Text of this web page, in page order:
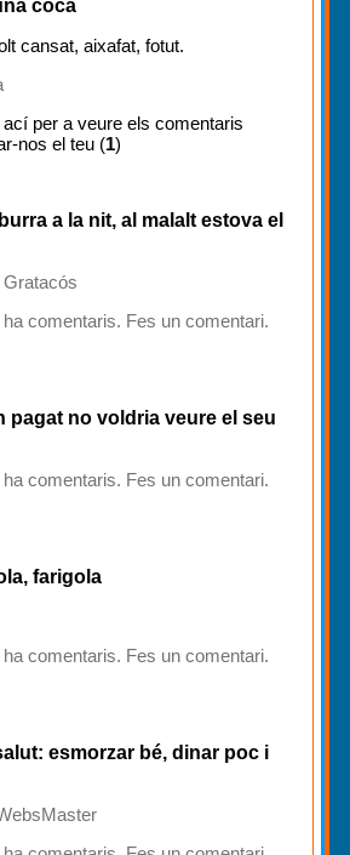
coca
cansat, aixafat, fotut.
ací per a veure els comentaris
nos el teu (1)
a la nit, al malalt estova el
ha comentaris. Fes un comentari.
pagat no voldria veure el seu
ha comentaris. Fes un comentari.
farigola
ha comentaris. Fes un comentari.
esmorzar bé, dinar poc i